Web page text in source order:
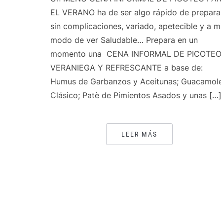
EL VERANO ha de ser algo rápido de
sin complicaciones, variado, apetecible y a
modo de ver Saludable… Prepara en un
momento una CENA INFORMAL DE PICOTEO
VERANIEGA Y REFRESCANTE a base de:
Humus de Garbanzos y Aceitunas;
Clásico; Patè de Pimientos Asados y unas […]
LEER MÁS